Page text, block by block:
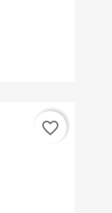
favorite_border